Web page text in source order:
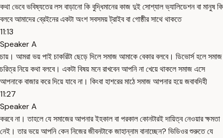
কথা ভেবে ভবিষ্যতের লস বাড়ানো কি বুদ্ধিমানের কাজ দুই সোশ্যাল ভ্যালিডেশন বা মানুষ কি
বলবে আমাদের ব্রেইনের একটা অংশ সবসময় ট্রাইব বা গোষ্ঠীর সাথে থাকতে
11:13
Speaker A
চায়। আমরা ভয় পাই চাকরিটা ছেড়ে দিলে সমাজ আমাকে বেকার বলবে। ডিভোর্স হলে সমাজ
চরিত্র নিয়ে কথা বলবে। একটা বিষয় মনে রাখবেন আপনি না খেয়ে থাকলে সমাজ এসে
আপনাকে বাজার করে দিয়ে যাবে না। কিংবা হাশরের মাঠে সমাজ আপনার হয়ে জবাবদিহী
11:27
Speaker A
করবে না। তাহলে যে সমাজের আপনার ইহকাল বা পরকাল কোনটারই দায়িত্ব নেওয়ার ক্ষমতা
নেই। তার ভয়ে আপনি কেন নিজের জীবনটাকে জাহান্নাম বানাচ্ছেন? ভিডিওর শুরুতে যে